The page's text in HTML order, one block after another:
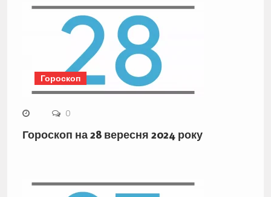
Гороскоп
0
Гороскоп на 28 вересня 2024 року